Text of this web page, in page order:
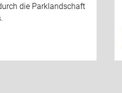
die Parklandschaft